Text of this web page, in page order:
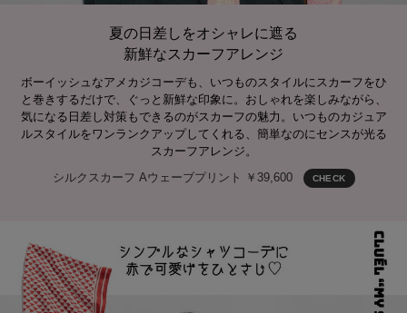
夏の日差しをオシャレに遮る
新鮮なスカーフアレンジ
ボーイッシュなアメカジコーデも、いつものスタイルにスカーフをひ
と巻きするだけで、ぐっと新鮮な印象に。おしゃれを楽しみながら、
気になる日差し対策もできるのがスカーフの魅力。いつものカジュア
ルスタイルをワンランクアップしてくれる、簡単なのにセンスが光る
スカーフアレンジ。
シルクスカーフ Aウェーブプリント ￥39,600
CHECK